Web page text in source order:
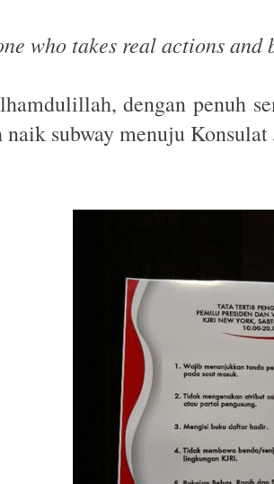
who takes real actions
dengan penuh
naik subway menuju